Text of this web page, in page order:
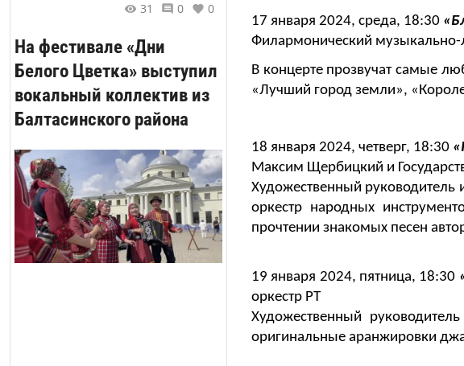
31
0 0
На фестивале «Дни
Белого Цветка» выступил
вокальный коллектив из
Балтасинского района
17 января 2024, среда, 18:30
Филармонический музыкально-
В концерте прозвучат самые
«Лучший город земли»,
18 января 2024, четверг, 18:30
Максим Щербицкий и
Художественный
оркестр народных
прочтении знакомых песен
19 января 2024, пятница, 18:30
оркестр РТ
Художественный
оригинальные аранжировки